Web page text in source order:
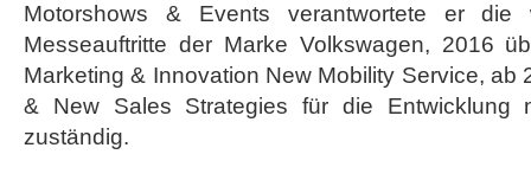
Motorshows & Events verantwortete er die
Messeauftritte der Marke Volkswagen, 2016
Marketing & Innovation New Mobility Service, ab
& New Sales Strategies für die Entwicklung
zuständig.